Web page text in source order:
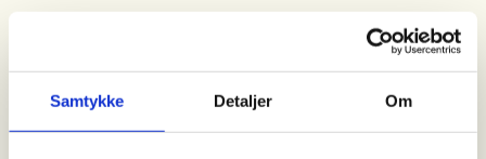
Samtykke Detaljer Om
I samarbeid med Presterud gård Nærmiljøsentral
tilbyr DNT Bærum Turlag nærturer i friluft hver
arrangeres i all slags vær - hele året. Turene er et
lavterskeltilbud tilpasset seniorer, med en lengde